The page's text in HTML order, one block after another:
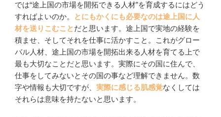
では“途上国の市場を開拓できる人材”を育成するにはどう
すればよいのか。
とにもかくにも必要なのは途上国に人
材を送りこむことだと思います。途上国で実地の経験を
積ませ、そしてそれを仕事に活かすこと。これがグロー
バル人材、途上国の市場を開拓出来る人材を育てる上で
最も大切なことだと思います。実際にその国に住んで、
仕事をしてみないとその国の事など理解できません。数
字や情報も大切ですが、 実際に感じる肌感覚なくしては
それらは意味を持たないと思います。